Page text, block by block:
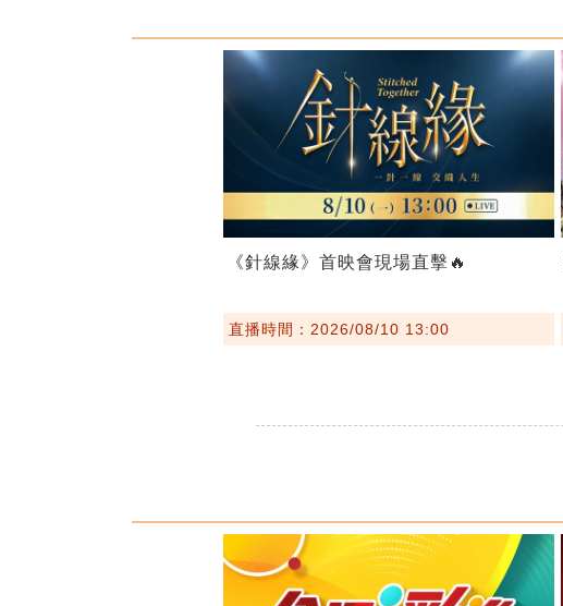
《針線緣》首映會現場直擊🔥
直播時間：2026/08/10 13:00